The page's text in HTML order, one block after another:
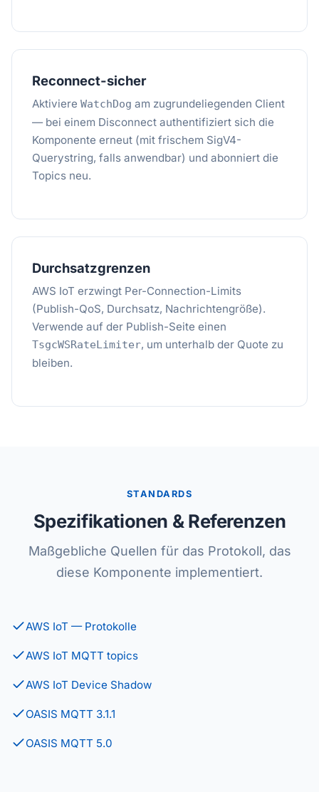
Reconnect-sicher
Aktiviere WatchDog am zugrundeliegenden Client
— bei einem Disconnect authentifiziert sich die
Komponente erneut (mit frischem SigV4-
Querystring, falls anwendbar) und abonniert die
Topics neu.
Durchsatzgrenzen
AWS IoT erzwingt Per-Connection-Limits
(Publish-QoS, Durchsatz, Nachrichtengröße).
Verwende auf der Publish-Seite einen
TsgcWSRateLimiter, um unterhalb der Quote zu
bleiben.
STANDARDS
Spezifikationen & Referenzen
Maßgebliche Quellen für das Protokoll, das
diese Komponente implementiert.
AWS IoT — Protokolle
AWS IoT MQTT topics
AWS IoT Device Shadow
OASIS MQTT 3.1.1
OASIS MQTT 5.0